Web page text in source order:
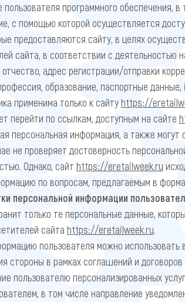
пользователя программного обеспечения,
с помощью которой осуществляется
предоставляются сайту, в целях
сайта, в соответствии с деятельностью
адрес регистрации/отправки
образование, паспортные данные,
применима только к сайту https://
перейти по ссылкам, доступным на сайте
персональная информация, а также
не проверяет достоверность
Однако, сайт https://eretailweek.ru
по вопросам, предлагаемым в
персональной информации
только те персональные данные,
сайта https://eretailweek.ru.
пользователя можно использовать
стороны в рамках соглашений и
пользователю персонализированных
в том числе направление